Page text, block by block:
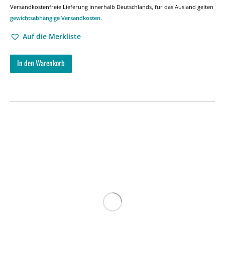
Versandkostenfreie Lieferung innerhalb Deutschlands, für das Ausland gelten
gewichtsabhängige Versandkosten.
Auf die Merkliste
In den Warenkorb